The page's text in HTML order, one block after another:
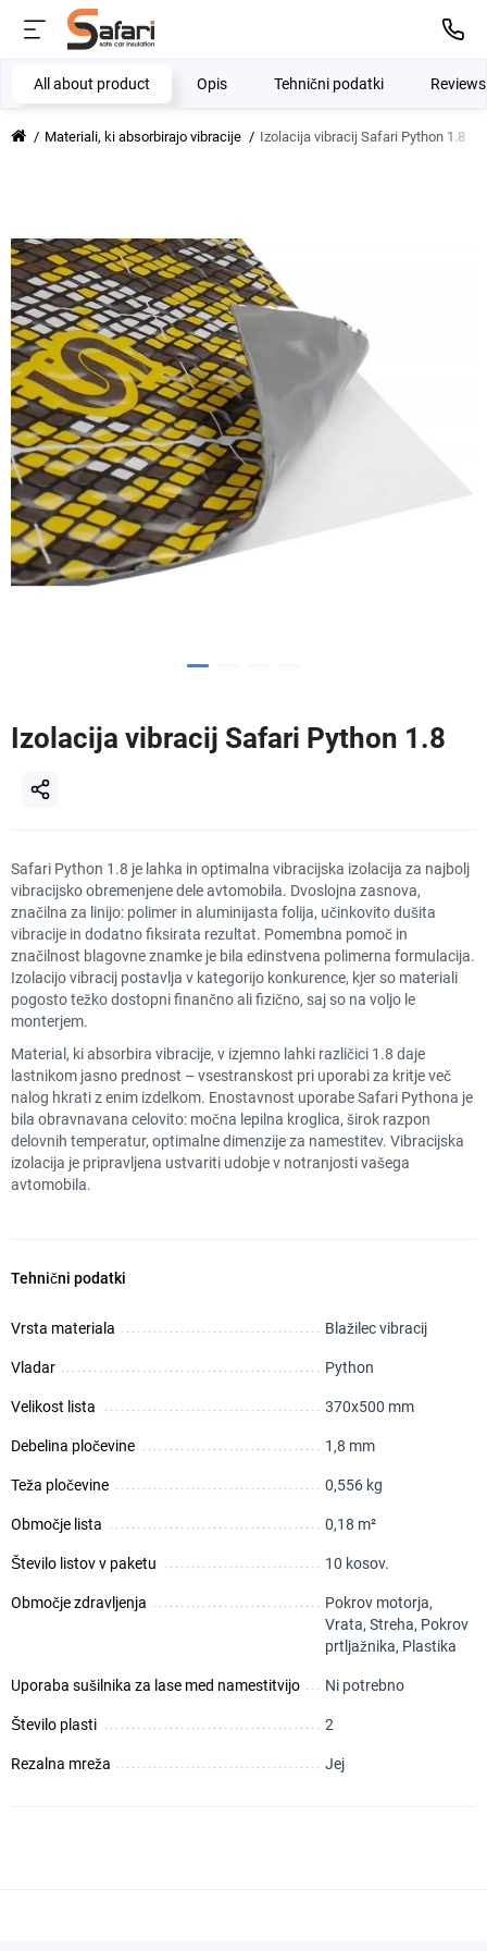
Materiali, ki absorbirajo vibracije Izolacija vibracij Safari Python 1.8
All about product Opis Tehnični podatki
Izolacija vibracij Safari Python 1.8
Safari Python 1.8 je lahka in optimalna vibracijska izolacija za najbolj
vibracijsko obremenjene dele avtomobila. Dvoslojna zasnova,
značilna za linijo: polimer in aluminijasta folija, učinkovito dušita
vibracije in dodatno fiksirata rezultat. Pomembna pomoč in
značilnost blagovne znamke je bila edinstvena polimerna formulacija.
Izolacijo vibracij postavlja v kategorijo konkurence, kjer so materiali
pogosto težko dostopni finančno ali fizično, saj so na voljo le
monterjem.
Material, ki absorbira vibracije, v izjemno lahki različici 1.8 daje
lastnikom jasno prednost – vsestranskost pri uporabi za kritje več
nalog hkrati z enim izdelkom. Enostavnost uporabe Safari Pythona je
bila obravnavana celovito: močna lepilna kroglica, širok razpon
delovnih temperatur, optimalne dimenzije za namestitev. Vibracijska
izolacija je pripravljena ustvariti udobje v notranjosti vašega
avtomobila.
Tehnični podatki
Vrsta materiala Blažilec vibracij
Vladar Python
Velikost lista 370х500 mm
Debelina pločevine 1,8 mm
Teža pločevine 0,556 kg
Območje lista 0,18 m²
Število listov v paketu 10 kosov.
Območje zdravljenja
Pokrov motorja,
Vrata, Streha, Pokrov
prtljažnika, Plastika
Uporaba sušilnika za lase med namestitvijo Ni potrebno
Število plasti 2
Rezalna mreža Jej